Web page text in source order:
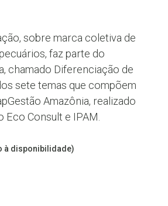
sobre marca coletiva de
faz parte do
chamado Diferenciação de
sete temas que compõem
Amazônia, realizado
Eco Consult e IPAM.
à disponibilidade)